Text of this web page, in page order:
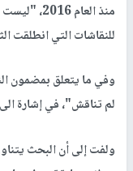
منذ العام
للنقاشات التي انطلقت
وفي ما يتعلق بمضمون
لم تناقش"، في إشارة